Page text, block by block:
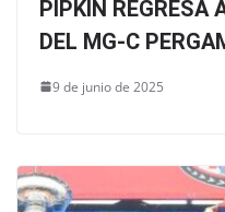
PIPKIN REGRESA
DEL MG-C
9 de junio de 2025